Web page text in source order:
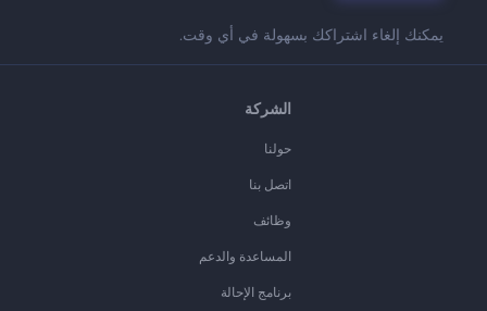
يمكنك إلغاء اشتراكك بسهولة في أي وقت.
الشركة
حولنا
اتصل بنا
وظائف
المساعدة والدعم
برنامج الإحالة